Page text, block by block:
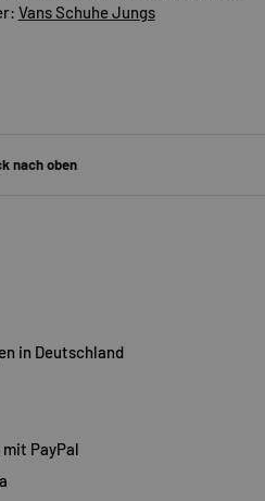
Vans Schuhe Jungs
nach oben
in Deutschland
mit PayPal